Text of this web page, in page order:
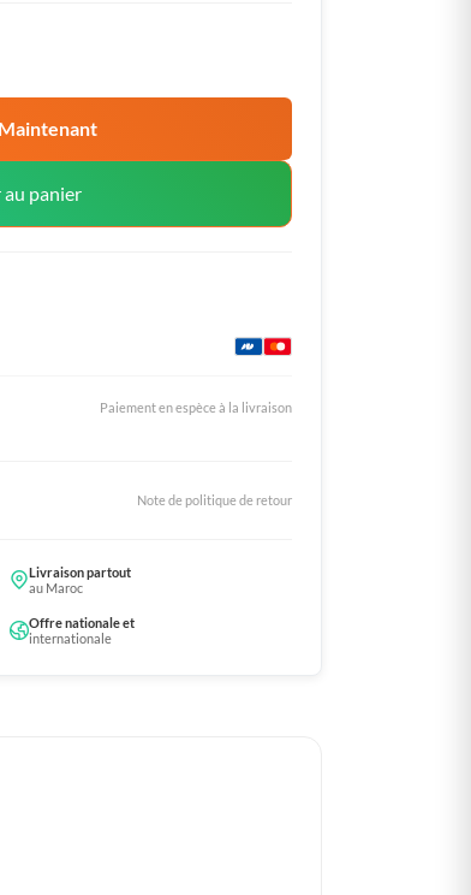
panier
Paiement en espèce à la livraison
Note de politique de retour
Livraison partout
au Maroc
Offre nationale et
internationale